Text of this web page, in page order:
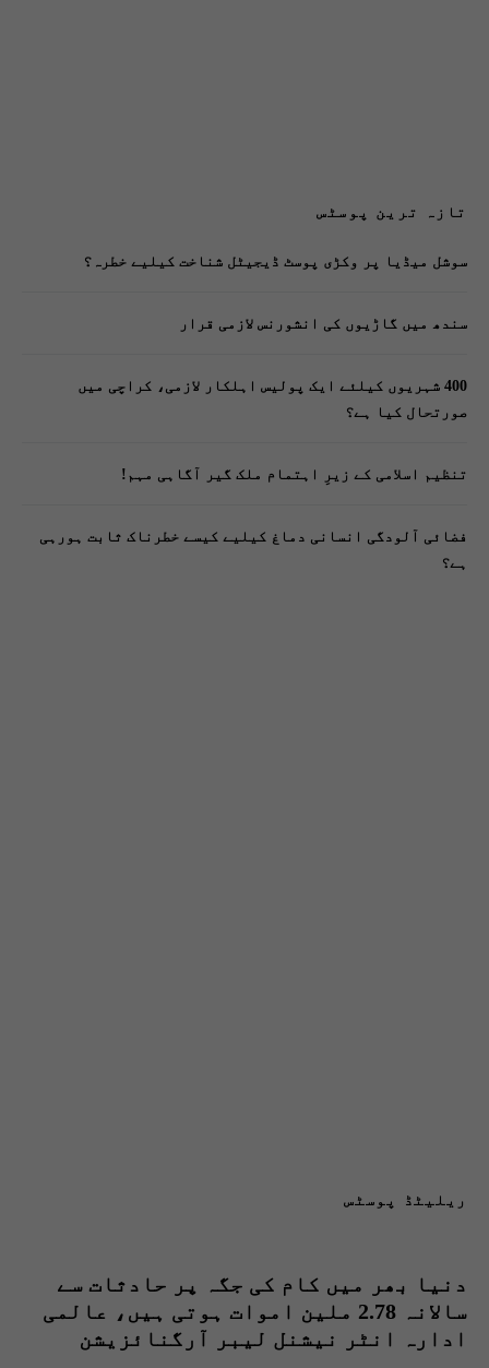
تازہ ترین پوسٹس
سوشل میڈیا پر وکڑی پوسٹ ڈیجیٹل شناخت کیلیے خطرہ؟
سندھ میں گاڑیوں کی انشورنس لازمی قرار
400 شہریوں کیلئے ایک پولیس اہلکار لازمی، کراچی میں
صورتحال کیا ہے؟
تنظیم اسلامی کے زیرِ اہتمام ملک گیر آگاہی مہم!
فضائی آلودگی انسانی دماغ کیلیے کیسے خطرناک ثابت ہورہی
ہے؟
ریلیٹڈ پوسٹس
دنیا بھر میں کام کی جگہ پر حادثات سے
سالانہ 2.78 ملین اموات ہوتی ہیں، عالمی
ادارہ انٹر نیشنل لیبر آرگنائزیشن